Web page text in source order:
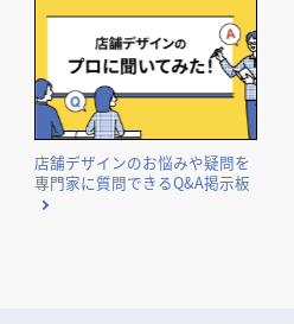
店舗デザインのお悩みや疑問を
専門家に質問できるQ&A掲示板